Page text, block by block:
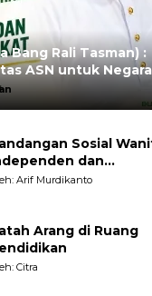
Bang Rali Tasman) :
ASN untuk
Sosial
dan
Arif Murdikanto
Arang di Ruang
Citra